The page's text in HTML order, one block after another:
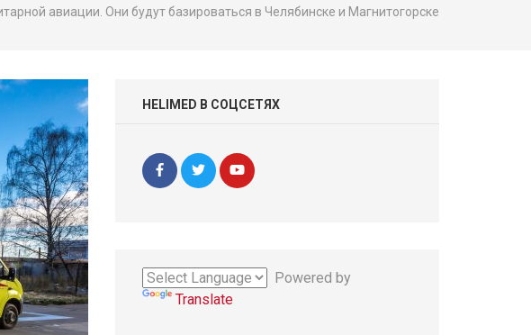
авиации. Они будут базироваться в Челябинске и Магнитогорске
HELIMED В СОЦСЕТЯХ
Powered by
Translate